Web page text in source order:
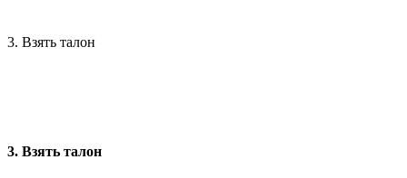
3. Взять талон
3. Взять талон